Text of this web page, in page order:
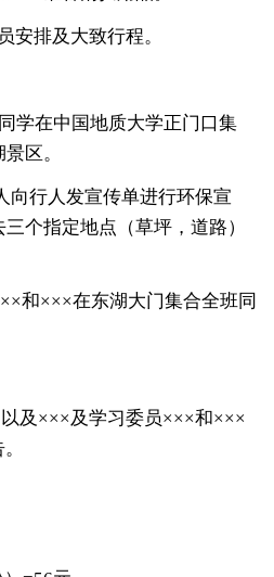
安排及大致行程。
学在中国地质大学正门口集
区。
向行人发宣传单进行环保宣
个指定地点（草坪，道路）
和×××在东湖大门集合全班同
及×××及学习委员×××和×××